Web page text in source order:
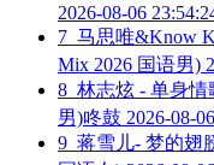
2026-08-06
7 马思唯&Know
Mix 2026 国语男)
8 林志炫 - 单身情
男)咚鼓 2026-08-
9 蒋雪儿- 梦的翅